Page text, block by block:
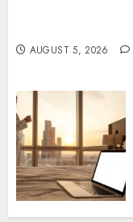
AUGUST 5, 2026